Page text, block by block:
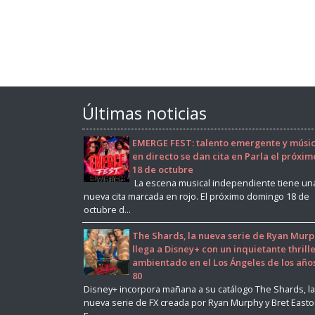
Últimas noticias
EMERGE FEST: talento emergente y
en directo se dan cita en Parla el
18 de octubre
La escena musical independiente tiene
nueva cita marcada en rojo. El próximo domingo 18 de
octubre d...
The Shards, la nueva serie de Ryan
llega a Disney+ con un inquietante
ambientado en el Los Ángeles de los
80
Disney+ incorpora mañana a su catálogo The Shards, la
nueva serie de FX creada por Ryan Murphy y Bret